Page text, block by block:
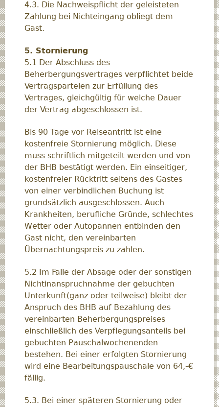
4.3. Die Nachweispflicht der geleisteten
Zahlung bei Nichteingang obliegt dem
Gast.
5. Stornierung
5.1 Der Abschluss des
Beherbergungsvertrages verpflichtet beide
Vertragsparteien zur Erfüllung des
Vertrages, gleichgültig für welche Dauer
der Vertrag abgeschlossen ist.
Bis 90 Tage vor Reiseantritt ist eine
kostenfreie Stornierung möglich. Diese
muss schriftlich mitgeteilt werden und von
der BHB bestätigt werden. Ein einseitiger,
kostenfreier Rücktritt seitens des Gastes
von einer verbindlichen Buchung ist
grundsätzlich ausgeschlossen. Auch
Krankheiten, berufliche Gründe, schlechtes
Wetter oder Autopannen entbinden den
Gast nicht, den vereinbarten
Übernachtungspreis zu zahlen.
5.2 Im Falle der Absage oder der sonstigen
Nichtinanspruchnahme der gebuchten
Unterkunft(ganz oder teilweise) bleibt der
Anspruch des BHB auf Bezahlung des
vereinbarten Beherbergungspreises
einschließlich des Verpflegungsanteils bei
gebuchten Pauschalwochenenden
bestehen. Bei einer erfolgten Stornierung
wird eine Bearbeitungspauschale von 64,-€
fällig.
5.3. Bei einer späteren Stornierung oder